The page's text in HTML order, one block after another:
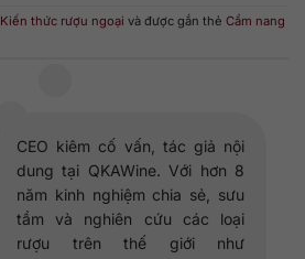
Kiến thức rượu ngoại và được gắn thẻ Cẩm nang
CEO kiêm cố vấn, tác giả nội
dung tại QKAWine. Với hơn 8
năm kinh nghiệm chia sẻ, sưu
tầm và nghiên cứu các loại
rượu trên thế giới như